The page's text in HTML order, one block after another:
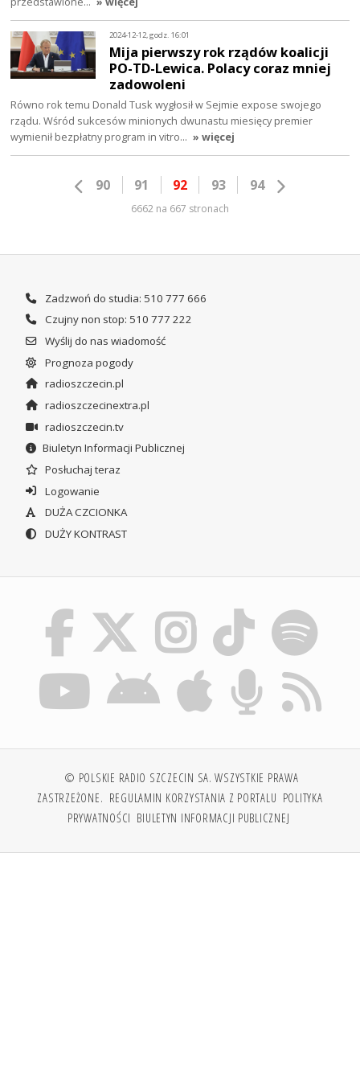
2024-12-12, godz. 16:01
Mija pierwszy rok rządów koalicji
PO-TD-Lewica. Polacy coraz mniej
zadowoleni
Równo rok temu Donald Tusk wygłosił w Sejmie expose swojego
rządu. Wśród sukcesów minionych dwunastu miesięcy premier
wymienił bezpłatny program in vitro… » więcej
90 91 92 93 94
6662 na 667 stronach
Zadzwoń do studia: 510 777 666
Czujny non stop: 510 777 222
Wyślij do nas wiadomość
Prognoza pogody
radioszczecin.pl
radioszczecinextra.pl
radioszczecin.tv
Biuletyn Informacji Publicznej
Posłuchaj teraz
Logowanie
DUŻA CZCIONKA
DUŻY KONTRAST
© POLSKIE RADIO SZCZECIN SA. WSZYSTKIE PRAWA
ZASTRZEŻONE. REGULAMIN KORZYSTANIA Z PORTALU POLITYKA
PRYWATNOŚCI BIULETYN INFORMACJI PUBLICZNEJ